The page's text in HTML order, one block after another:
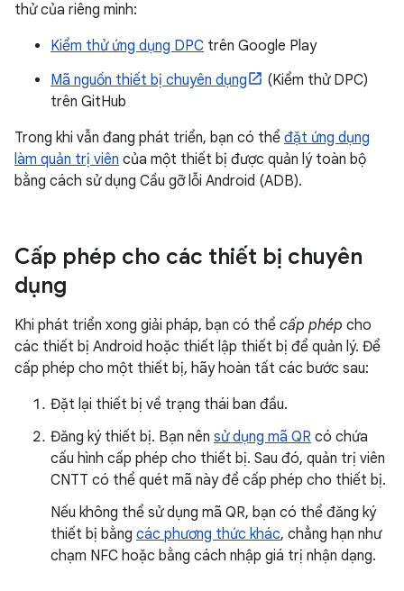
thử của riêng mình:
Kiểm thử ứng dụng DPC trên Google Play
Mã nguồn thiết bị chuyên dụng
(Kiểm thử DPC)
trên GitHub
Trong khi vẫn đang phát triển, bạn có thể đặt ứng dụng
làm quản trị viên của một thiết bị được quản lý toàn bộ
bằng cách sử dụng Cầu gỡ lỗi Android (ADB).
Cấp phép cho các thiết bị chuyên
dụng
Khi phát triển xong giải pháp, bạn có thể cấp phép cho
các thiết bị Android hoặc thiết lập thiết bị để quản lý. Để
cấp phép cho một thiết bị, hãy hoàn tất các bước sau:
Đặt lại thiết bị về trạng thái ban đầu.
Đăng ký thiết bị. Bạn nên sử dụng mã QR có chứa
cấu hình cấp phép cho thiết bị. Sau đó, quản trị viên
CNTT có thể quét mã này để cấp phép cho thiết bị.
Nếu không thể sử dụng mã QR, bạn có thể đăng ký
thiết bị bằng các phương thức khác, chẳng hạn như
chạm NFC hoặc bằng cách nhập giá trị nhận dạng.